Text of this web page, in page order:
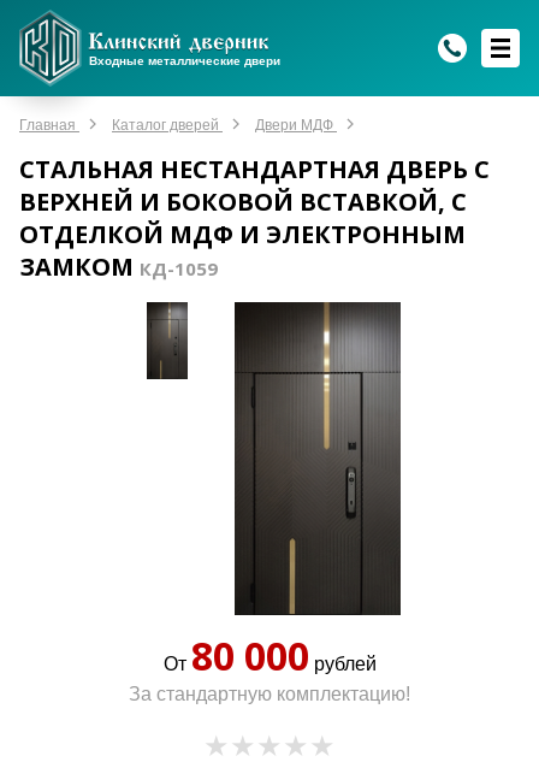
Входные металлические двери
Главная Каталог дверей Двери МДФ
СТАЛЬНАЯ НЕСТАНДАРТНАЯ ДВЕРЬ С
ВЕРХНЕЙ И БОКОВОЙ ВСТАВКОЙ, С
ОТДЕЛКОЙ МДФ И ЭЛЕКТРОННЫМ
ЗАМКОМ КД-1059
От 80 000 рублей
За стандартную комплектацию!
Max
Мы онлайн!
WhatsApp
Мы онлайн!
Telegram
Мы онлайн!
Max
Мы онлайн!
WhatsApp
Мы онлайн!